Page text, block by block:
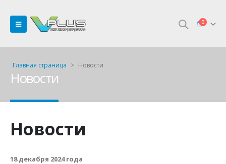
0
Главная страница > Новости
Новости
Новости
18 декабря 2024 года